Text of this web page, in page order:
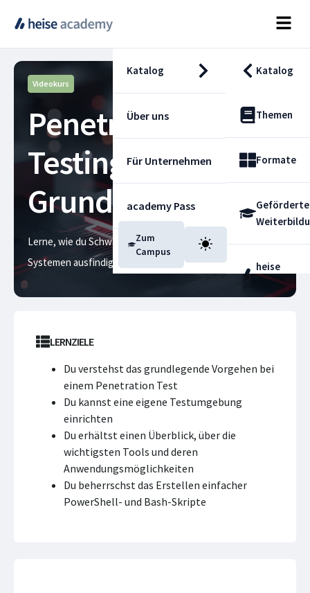
Katalog Katalog
Themen
Formate
Geförderte
heise
Über uns
Für Unternehmen
academy Pass
Blog
Zum
Campus
Videokurs
Penetration
Testing –
Grundkurs Teil 1
Lerne, wie du Schwachstellen in Netzwerken und
Systemen ausfindig machst
LERNZIELE
Du verstehst das grundlegende Vorgehen bei
einem Penetration Test
Du kannst eine eigene Testumgebung
einrichten
Du erhältst einen Überblick, über die
wichtigsten Tools und deren
Anwendungsmöglichkeiten
Du beherrschst das Erstellen einfacher
PowerShell- und Bash-Skripte